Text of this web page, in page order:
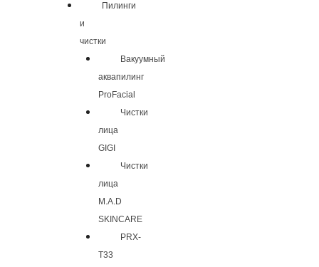
Пилинги
и
чистки
Вакуумный
аквапилинг
ProFacial
Чистки
лица
GIGI
Чистки
лица
M.A.D
SKINCARE
PRX-
T33